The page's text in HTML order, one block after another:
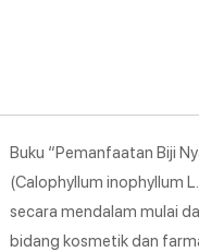
Buku “Pemanfaatan Biji
(Calophyllum inophyllum
secara mendalam mulai
bidang kosmetik dan